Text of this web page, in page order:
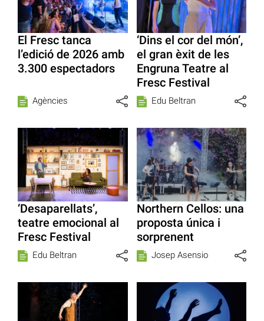
El Fresc tanca
l’edició de 2026 amb
3.300 espectadors
Agències
‘Dins el cor del món’,
el gran èxit de les
Engruna Teatre al
Fresc Festival
Edu Beltran
‘Desaparellats’,
teatre emocional al
Fresc Festival
Edu Beltran
Northern Cellos: una
proposta única i
sorprenent
Josep Asensio